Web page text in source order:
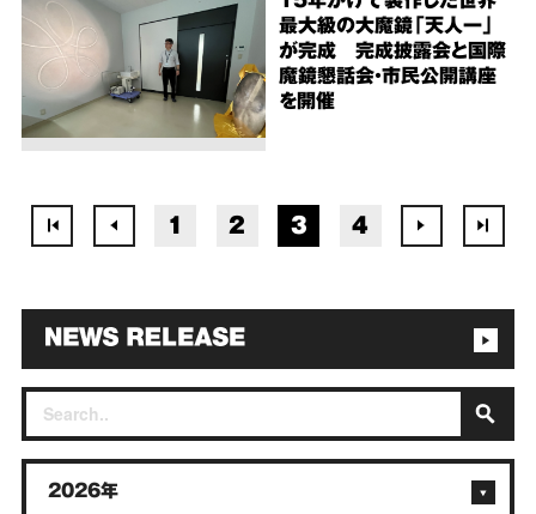
最大級の大魔鏡「天人一」
が完成 完成披露会と国際
魔鏡懇話会・市民公開講座
を開催
1 2 3 4
2026年